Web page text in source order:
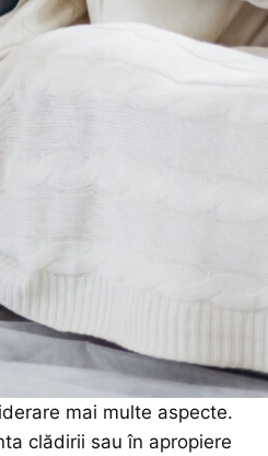
mai multe aspecte.
clădirii sau în apropiere